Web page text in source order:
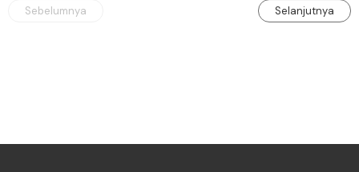
Sebelumnya Selanjutnya